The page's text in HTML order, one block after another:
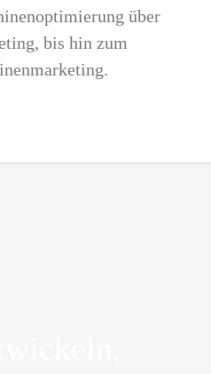
über
bis hin zum